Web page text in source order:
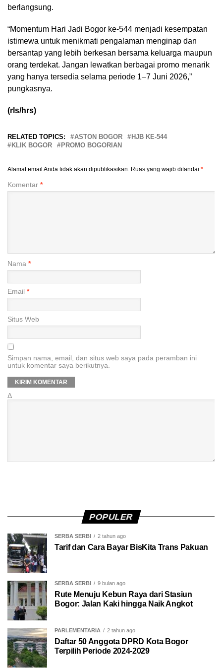
berlangsung.
“Momentum Hari Jadi Bogor ke-544 menjadi kesempatan
istimewa untuk menikmati pengalaman menginap dan
bersantap yang lebih berkesan bersama keluarga maupun
orang terdekat. Jangan lewatkan berbagai promo menarik
yang hanya tersedia selama periode 1–7 Juni 2026,”
pungkasnya.
(rls/hrs)
RELATED TOPICS: ASTON BOGOR
HJB KE-544
KLIK BOGOR
PROMO BOGORIAN
Alamat email Anda tidak akan dipublikasikan. Ruas yang wajib ditandai *
Komentar *
Nama *
Email *
Situs Web
Simpan nama, email, dan situs web saya pada peramban ini
untuk komentar saya berikutnya.
Δ
POPULER
SERBA SERBI 2 tahun ago
Tarif dan Cara Bayar BisKita Trans Pakuan
SERBA SERBI 9 bulan ago
Rute Menuju Kebun Raya dari Stasiun
Bogor: Jalan Kaki hingga Naik Angkot
PARLEMENTARIA 2 tahun ago
Daftar 50 Anggota DPRD Kota Bogor
Terpilih Periode 2024-2029